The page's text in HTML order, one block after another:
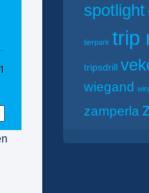
spotlight
tierpark trip
tripsdrill
wiegand
zamperla